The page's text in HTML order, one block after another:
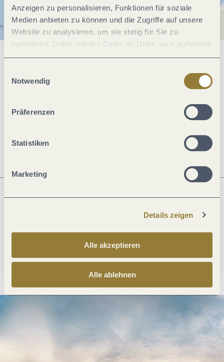
Anzeigen zu personalisieren, Funktionen für soziale
Medien anbieten zu können und die Zugriffe auf unsere
Website zu analysieren, um sie stetig für Sie zu
optimieren. Dabei werden Daten an Dritte auch außerhalb
der Europäischen Union weitergegeben und dort
jederzeit widerrufen werden. Mit der Auswahl "Alle
ablehnen" kann es zu Beeinträchtigungen in der Nutzung
Notwendig
Präferenzen
Statistiken
Marketing
Details zeigen
Alle akzeptieren
Alle ablehnen
Anreise planen PDF erzeugen